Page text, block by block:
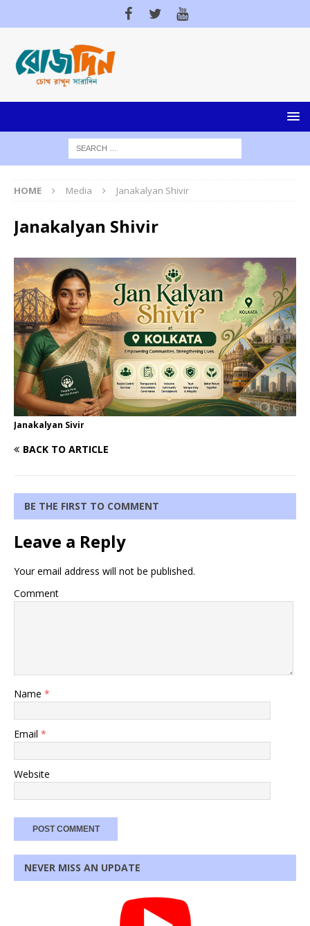
HOME Media Janakalyan Shivir
Janakalyan Shivir
Janakalyan Sivir
BACK TO ARTICLE
BE THE FIRST TO COMMENT
Leave a Reply
Your email address will not be published.
Comment
Name *
Email *
Website
NEVER MISS AN UPDATE